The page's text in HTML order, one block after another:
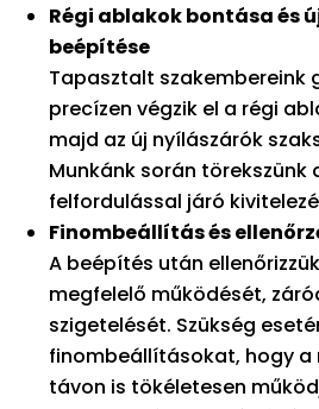
Régi ablakok bontása és
beépítése
Tapasztalt szakembereink
precízen végzik el a régi
majd az új nyílászárók
Munkánk során törekszünk
felfordulással járó
Finombeállítás és
A beépítés után
megfelelő működését,
szigetelését. Szükség
finombeállításokat, hogy a
távon is tökéletesen